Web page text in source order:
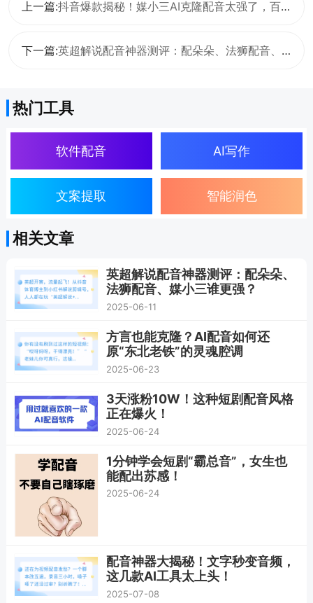
上一篇:抖音爆款揭秘！媒小三AI克隆配音太强了，百万博主都在偷偷用！
下一篇:英超解说配音神器测评：配朵朵、法狮配音、媒小三谁更强？
热门工具
软件配音 AI写作
文案提取 智能润色
相关文章
英超解说配音神器测评：配朵朵、
法狮配音、媒小三谁更强？
2025-06-11
方言也能克隆？AI配音如何还
原“东北老铁”的灵魂腔调
2025-06-23
3天涨粉10W！这种短剧配音风格
正在爆火！
2025-06-24
1分钟学会短剧“霸总音”，女生也
能配出苏感！
2025-06-24
配音神器大揭秘！文字秒变音频，
这几款AI工具太上头！
2025-07-08